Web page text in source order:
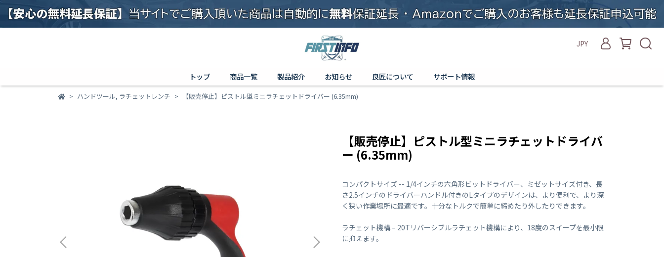
JPY
トップ 商品一覧 製品紹介 お知らせ 良匠について サポート情報
ハンドツール, ラチェットレンチ 【販売停止】ピストル型ミニラチェットドライバー (6.35mm)
【販売停止】ピストル型ミニラチェットドライバ
ー (6.35mm)
コンパクトサイズ -- 1/4インチの六角形ビットドライバー、ミゼットサイズ付き、長
さ2.5インチのドライバーハンドル付きのLタイプのデザインは、より便利で、より深
く狭い作業場所に最適です。十分なトルクで簡単に締めたり外したりできます。
ラチェット機構 – 20Tリバーシブルラチェット機構により、18度のスイープを最小限
に抑えます。